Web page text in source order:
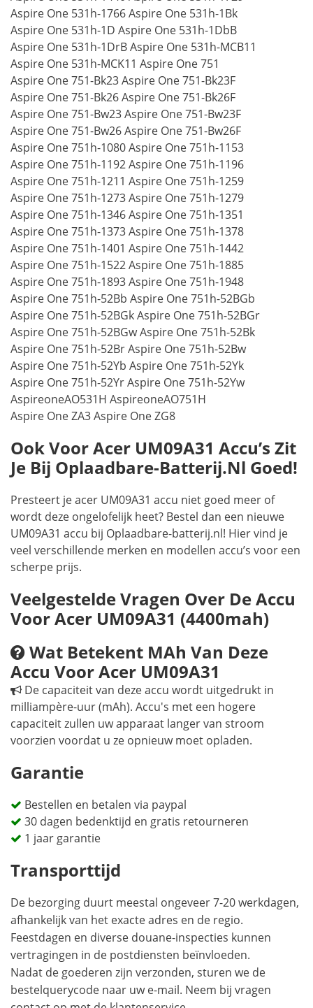
Aspire One 531h-1766 Aspire One 531h-1Bk
Aspire One 531h-1D Aspire One 531h-1DbB
Aspire One 531h-1DrB Aspire One 531h-MCB11
Aspire One 531h-MCK11 Aspire One 751
Aspire One 751-Bk23 Aspire One 751-Bk23F
Aspire One 751-Bk26 Aspire One 751-Bk26F
Aspire One 751-Bw23 Aspire One 751-Bw23F
Aspire One 751-Bw26 Aspire One 751-Bw26F
Aspire One 751h-1080 Aspire One 751h-1153
Aspire One 751h-1192 Aspire One 751h-1196
Aspire One 751h-1211 Aspire One 751h-1259
Aspire One 751h-1273 Aspire One 751h-1279
Aspire One 751h-1346 Aspire One 751h-1351
Aspire One 751h-1373 Aspire One 751h-1378
Aspire One 751h-1401 Aspire One 751h-1442
Aspire One 751h-1522 Aspire One 751h-1885
Aspire One 751h-1893 Aspire One 751h-1948
Aspire One 751h-52Bb Aspire One 751h-52BGb
Aspire One 751h-52BGk Aspire One 751h-52BGr
Aspire One 751h-52BGw Aspire One 751h-52Bk
Aspire One 751h-52Br Aspire One 751h-52Bw
Aspire One 751h-52Yb Aspire One 751h-52Yk
Aspire One 751h-52Yr Aspire One 751h-52Yw
AspireoneAO531H AspireoneAO751H
Aspire One ZA3 Aspire One ZG8
Ook Voor Acer UM09A31 Accu’s Zit
Je Bij Oplaadbare-Batterij.nl Goed!
Presteert je acer UM09A31 accu niet goed meer of
wordt deze ongelofelijk heet? Bestel dan een nieuwe
UM09A31 accu bij Oplaadbare-batterij.nl! Hier vind je
veel verschillende merken en modellen accu’s voor een
scherpe prijs.
Veelgestelde Vragen Over De Accu
Voor Acer UM09A31 (4400mah)
Wat Betekent MAh Van Deze
Accu Voor Acer UM09A31
De capaciteit van deze accu wordt uitgedrukt in
milliampère-uur (mAh). Accu's met een hogere
capaciteit zullen uw apparaat langer van stroom
voorzien voordat u ze opnieuw moet opladen.
Garantie
Bestellen en betalen via paypal
30 dagen bedenktijd en gratis retourneren
1 jaar garantie
Transporttijd
De bezorging duurt meestal ongeveer 7-20 werkdagen,
afhankelijk van het exacte adres en de regio.
Feestdagen en diverse douane-inspecties kunnen
vertragingen in de postdiensten beïnvloeden.
Nadat de goederen zijn verzonden, sturen we de
bestelquerycode naar uw e-mail. Neem bij vragen